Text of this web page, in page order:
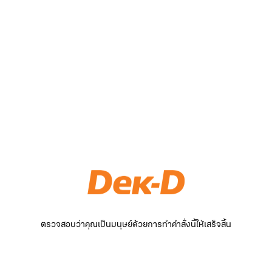
ตรวจสอบว่าคุณเป็นมนุษย์ด้วยการทำคำสั่งนี้ให้เสร็จสิ้น